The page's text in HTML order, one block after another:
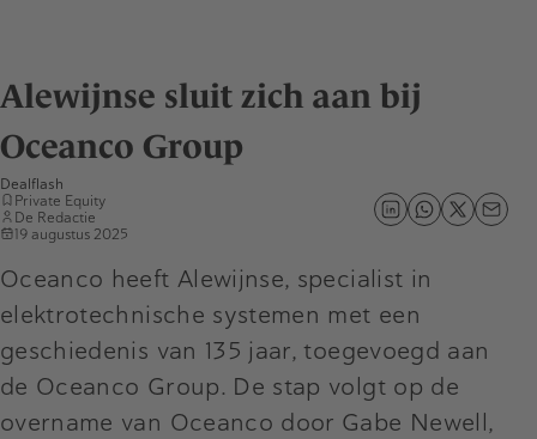
Alewijnse sluit zich aan bij
Oceanco Group
Dealflash
Private Equity
De Redactie
19 augustus 2025
Oceanco heeft Alewijnse, specialist in
elektrotechnische systemen met een
geschiedenis van 135 jaar, toegevoegd aan
de Oceanco Group. De stap volgt op de
overname van Oceanco door Gabe Newell,